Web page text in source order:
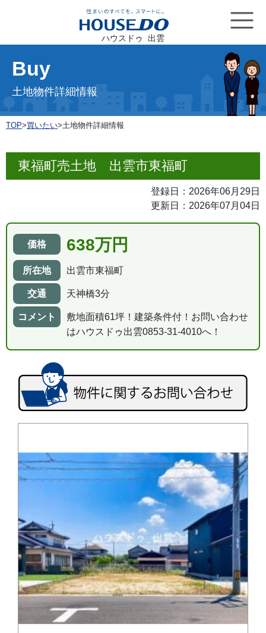
ハウスドゥ 出雲
Buy
土地物件詳細情報
TOP>買いたい>土地物件詳細情報
東福町売土地 出雲市東福町
登録日：2026年06月29日
更新日：2026年07月04日
価格 638万円
所在地 出雲市東福町
交通 天神橋3分
コメント
敷地面積61坪！建築条件付！お問い合わせ
はハウスドゥ出雲0853-31-4010へ！